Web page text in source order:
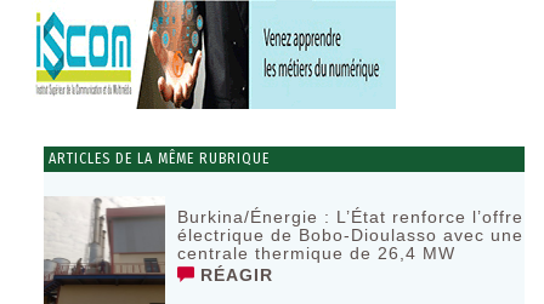
ARTICLES DE LA MÊME RUBRIQUE
Burkina/Énergie : L’État renforce l’offre
électrique de Bobo-Dioulasso avec une
centrale thermique de 26,4 MW
RÉAGIR